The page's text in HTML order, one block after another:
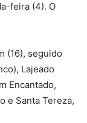
feira (4). O
(16), seguido
Lajeado
Encantado,
e Santa Tereza,